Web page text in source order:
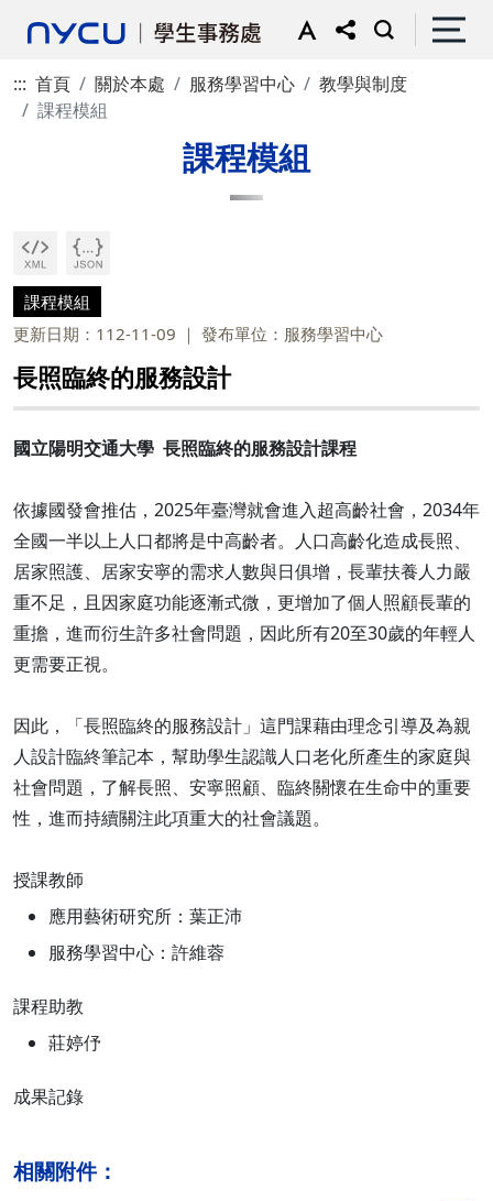
::: 首頁 關於本處 服務學習中心
教學與制度
課程模組
課程模組
課程模組
更新日期：112-11-09
發布單位：服務學習中心
長照臨終的服務設計
國立陽明交通大學 長照臨終的服務設計課程
依據國發會推估，2025年臺灣就會進入超高齡社會，2034年
全國一半以上人口都將是中高齡者。人口高齡化造成長照、
居家照護、居家安寧的需求人數與日俱增，長輩扶養人力嚴
重不足，且因家庭功能逐漸式微，更增加了個人照顧長輩的
重擔，進而衍生許多社會問題，因此所有20至30歲的年輕人
更需要正視。
因此，「長照臨終的服務設計」這門課藉由理念引導及為親
人設計臨終筆記本，幫助學生認識人口老化所產生的家庭與
社會問題，了解長照、安寧照顧、臨終關懷在生命中的重要
性，進而持續關注此項重大的社會議題。
授課教師
應用藝術研究所：葉正沛
服務學習中心：許維蓉
課程助教
莊婷伃
成果記錄
相關附件：